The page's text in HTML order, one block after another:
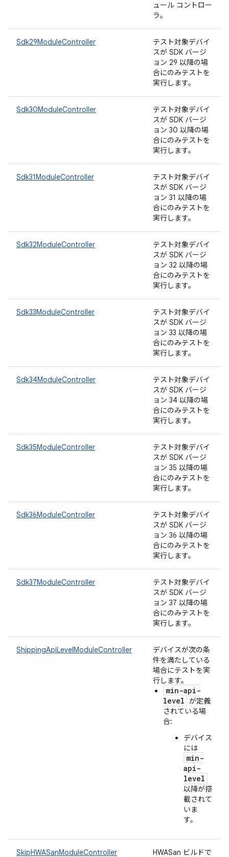
ュール コントロー
ラ。
Sdk29ModuleController
テスト対象デバイ
スが SDK バージ
ョン 29 以降の場
合にのみテストを
実行します。
Sdk30ModuleController
テスト対象デバイ
スが SDK バージ
ョン 30 以降の場
合にのみテストを
実行します。
Sdk31ModuleController
テスト対象デバイ
スが SDK バージ
ョン 31 以降の場
合にのみテストを
実行します。
Sdk32ModuleController
テスト対象デバイ
スが SDK バージ
ョン 32 以降の場
合にのみテストを
実行します。
Sdk33ModuleController
テスト対象デバイ
スが SDK バージ
ョン 33 以降の場
合にのみテストを
実行します。
Sdk34ModuleController
テスト対象デバイ
スが SDK バージ
ョン 34 以降の場
合にのみテストを
実行します。
Sdk35ModuleController
テスト対象デバイ
スが SDK バージ
ョン 35 以降の場
合にのみテストを
実行します。
Sdk36ModuleController
テスト対象デバイ
スが SDK バージ
ョン 36 以降の場
合にのみテストを
実行します。
Sdk37ModuleController
テスト対象デバイ
スが SDK バージ
ョン 37 以降の場
合にのみテストを
実行します。
ShippingApiLevelModuleController
デバイスが次の条
件を満たしている
場合にテストを実
行します。
min-api-
level が定義
されている場
合:
デバイス
には
min-
api-
level
以降が搭
載されて
いま
す。
SkipHWASanModuleController HWASan ビルドで